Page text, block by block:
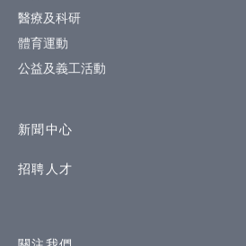
醫療及科研
體育運動
公益及義工活動
新聞中心
招聘人才